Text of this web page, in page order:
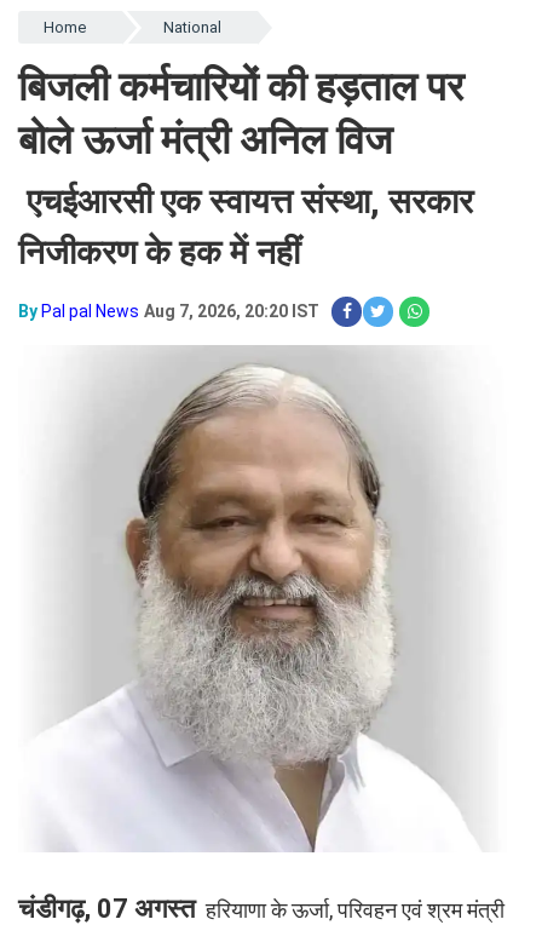
Home National
बिजली कर्मचारियों की हड़ताल पर
बोले ऊर्जा मंत्री अनिल विज
एचईआरसी एक स्वायत्त संस्था, सरकार
निजीकरण के हक में नहीं
By Pal pal News Aug 7, 2026, 20:20 IST
चंडीगढ़, 07 अगस्त हरियाणा के ऊर्जा, परिवहन एवं श्रम मंत्री